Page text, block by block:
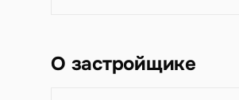
О застройщике